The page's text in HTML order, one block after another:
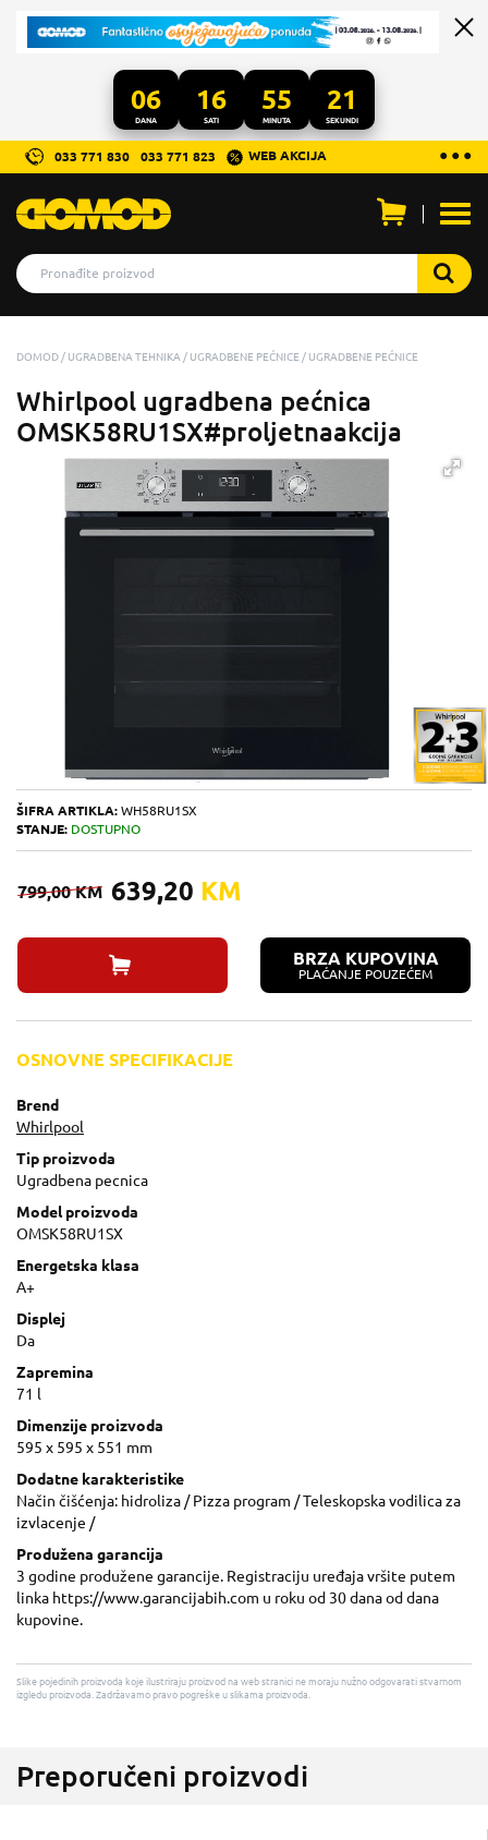
06
DANA
16
SATI
55
MINUTA
20
SEKUNDI
...
● ● ●
033 771 830 033 771 823 WEB AKCIJA
DOMOD UGRADBENA TEHNIKA UGRADBENE PEĆNICE UGRADBENE PEĆNICE
Whirlpool ugradbena pećnica
OMSK58RU1SX#proljetnaakcija
ŠIFRA ARTIKLA: WH58RU1SX
STANJE: DOSTUPNO
799,00KM 639,20 KM
BRZA KUPOVINA
PLAĆANJE POUZEĆEM
OSNOVNE SPECIFIKACIJE
Brend
Whirlpool
Tip proizvoda
Ugradbena pecnica
Model proizvoda
OMSK58RU1SX
Energetska klasa
A+
Displej
Da
Zapremina
71 l
Dimenzije proizvoda
595 x 595 x 551 mm
Dodatne karakteristike
Način čišćenja: hidroliza / Pizza program / Teleskopska vodilica za
izvlacenje /
Produžena garancija
3 godine produžene garancije. Registraciju uređaja vršite putem
linka https://www.garancijabih.com u roku od 30 dana od dana
kupovine.
Slike pojedinih proizvoda koje ilustriraju proizvod na web stranici ne moraju nužno odgovarati stvarnom
izgledu proizvoda. Zadržavamo pravo pogreške u slikama proizvoda.
Preporučeni proizvodi